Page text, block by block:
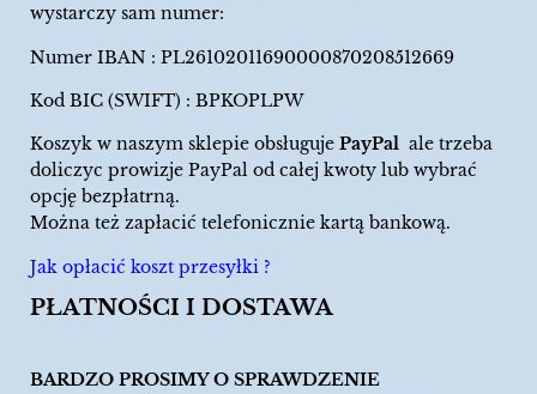
wystarczy sam numer:
Numer IBAN : PL26102011690000870208512669
Kod BIC (SWIFT) : BPKOPLPW
Koszyk w naszym sklepie obsługuje PayPal ale trzeba
doliczyc prowizje PayPal od całej kwoty lub wybrać
opcję bezpłatrną.
Można też zapłacić telefonicznie kartą bankową.
Jak opłacić koszt przesyłki ?
PŁATNOŚCI I DOSTAWA
BARDZO PROSIMY O SPRAWDZENIE